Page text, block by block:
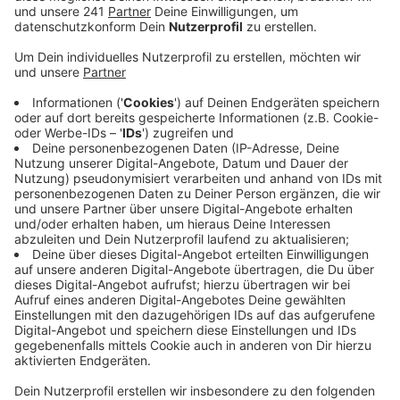
Veröffentlicht:Donnerstag, 12.03.2020 10:23
Anzeige
54 Übergriffe in einem Jahr, einige davon endeten mit
erheblichen Verletzungen. Das ist die traurige Bilanz
der Kölner Verkehrsbetriebe, die in Leverkusen mit der
Linie 4 nach Schlebusch fährt. Nachdem die Deutsche
Bahn bereits Erfolge mit den Bodycams gesammelt
hat, sollen deswegen jetzt auch die KVB-Mitarbeiter
mit Kameras ausgestattet werden.
Das steigere das Sicherheitsgefühl der Passagiere
und sichere Beweismaterial. Außerdem wirke es
deeskalierend, heißt es in dem Antrag, der heute im
Verkehrsausschuss diskutiert wird.
Auch die Busfahrer der Wupsi kennen solche Angriffe.